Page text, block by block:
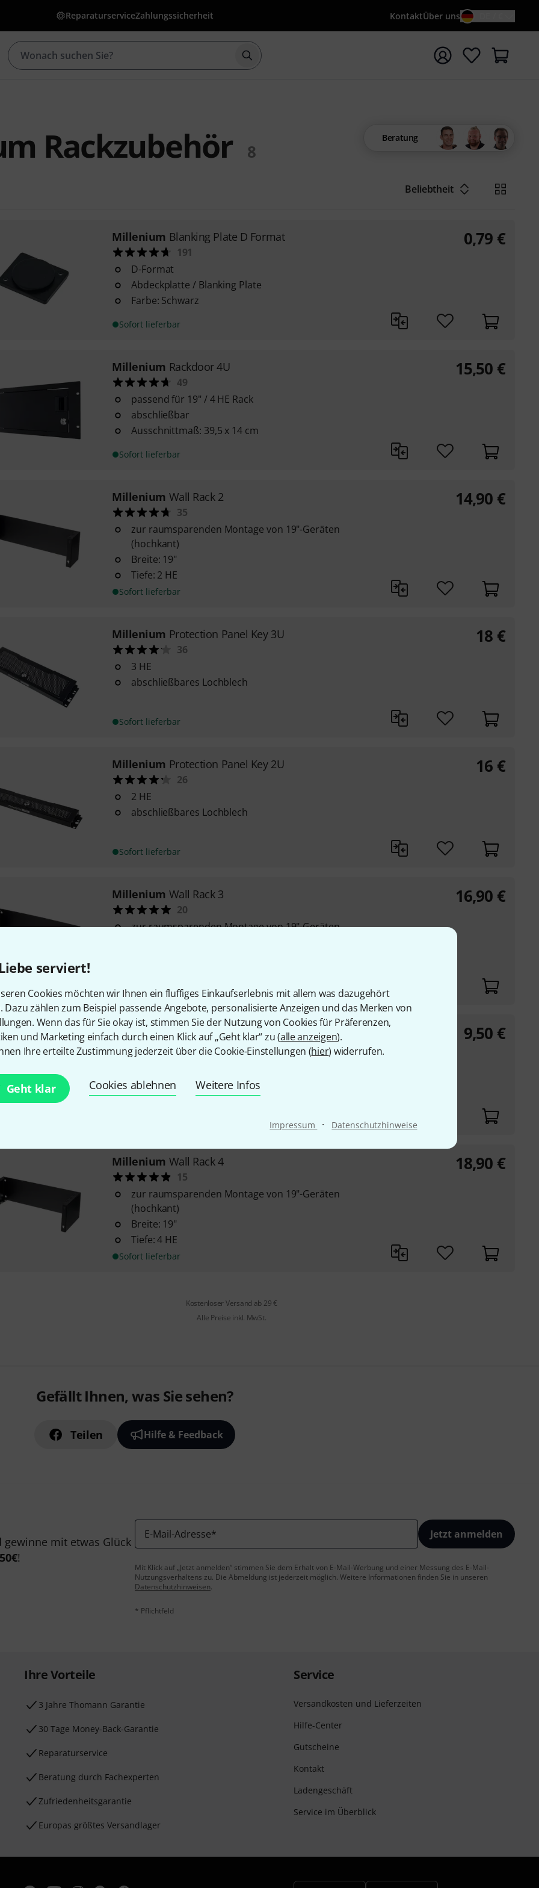
serviert!
Cookies möchten wir Ihnen ein fluffiges Einkaufserlebnis mit allem was dazugehört
Dazu zählen zum Beispiel passende Angebote, personalisierte Anzeigen und das Merken von
Wenn das für Sie okay ist, stimmen Sie der Nutzung von Cookies für Präferenzen,
und Marketing einfach durch einen Klick auf „Geht klar“ zu (alle anzeigen).
Ihre erteilte Zustimmung jederzeit über die Cookie-Einstellungen (hier) widerrufen.
Geht klar Cookies ablehnen Weitere Infos
Impressum · Datenschutzhinweise
ReparaturserviceZahlungssicherheit KontaktÜber uns
Suche mit Suchwort {searchTerm} starten
Rackzubehör 8
Beratung
Beliebtheit
Millenium Blanking Plate D Format
191
D-Format
Abdeckplatte / Blanking Plate
Farbe: Schwarz
Sofort lieferbar
0,79 €
Millenium Rackdoor 4U
49
passend für 19" / 4 HE Rack
abschließbar
Ausschnittmaß: 39,5 x 14 cm
Sofort lieferbar
15,50 €
Millenium Wall Rack 2
35
zur raumsparenden Montage von 19"-Geräten
(hochkant)
Breite: 19"
Tiefe: 2 HE
Sofort lieferbar
14,90 €
Millenium Protection Panel Key 3U
36
3 HE
abschließbares Lochblech
Sofort lieferbar
18 €
Millenium Protection Panel Key 2U
26
2 HE
abschließbares Lochblech
Sofort lieferbar
16 €
Millenium Wall Rack 3
20
zur raumsparenden Montage von 19"-Geräten
Sofort lieferbar
16,90 €
Millenium Rackdoor 2U
23
abschließbar
Ausschnittmaß: 39,5 x 6,3 cm
9,50 €
Millenium Wall Rack 4
15
zur raumsparenden Montage von 19"-Geräten
(hochkant)
Breite: 19"
Tiefe: 4 HE
Sofort lieferbar
18,90 €
Kostenloser Versand ab 29 €
Alle Preise inkl. MwSt.
Gefällt Ihnen, was Sie sehen?
Teilen Hilfe & Feedback
mit etwas Glück
50€!
E-Mail-Adresse* Jetzt anmelden
Mit Klick auf „Jetzt anmelden“ stimmen Sie dem Erhalt von E-Mail-Werbung und einer Messung des E-Mail-
Nutzungsverhaltens zu. Die Abmeldung ist jederzeit möglich. Weitere Informationen finden Sie in unseren
Datenschutzhinweisen.
* Pflichtfeld
Ihre Vorteile
3 Jahre Thomann Garantie
30 Tage Money-Back-Garantie
Reparaturservice
Beratung durch Fachexperten
Zufriedenheitsgarantie
Europas größtes Versandlager
Service
Versandkosten und Lieferzeiten
Hilfe-Center
Gutscheine
Kontakt
Ladengeschäft
Service im Überblick